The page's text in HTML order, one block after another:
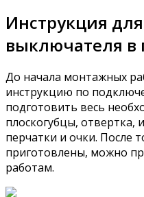
Инструкция
выключателя
До начала монтажных
инструкцию по
подготовить весь
плоскогубцы, отвертка,
перчатки и очки. После
приготовлены, можно
работам.